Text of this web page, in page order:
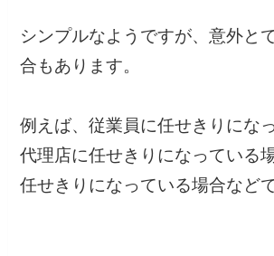
シンプルなようですが、意外と
合もあります。
例えば、従業員に任せきりにな
代理店に任せきりになっている
任せきりになっている場合などで